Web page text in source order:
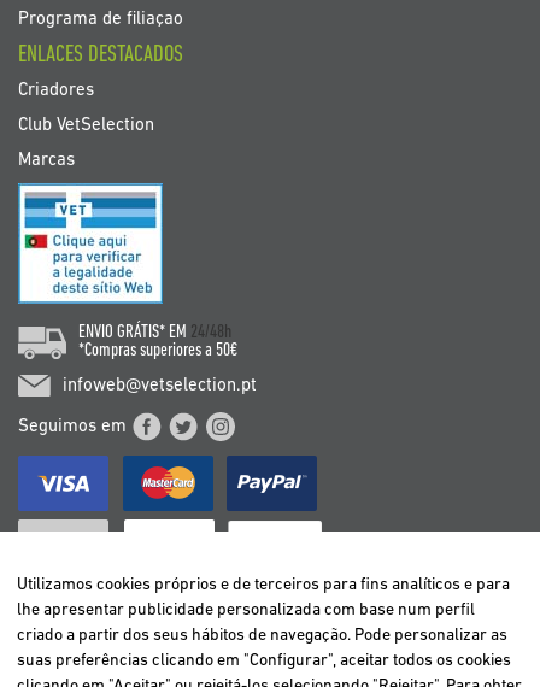
Programa de filiaçao
ENLACES DESTACADOS
Criadores
Club VetSelection
Marcas
ENVIO GRÁTIS* EM 24/48h
*Compras superiores a 50€
infoweb@vetselection.pt
Seguimos em
BELGIË / BELGIQUE
DEUTSCHLAND
Utilizamos cookies próprios e de terceiros para fins analíticos e para
lhe apresentar publicidade personalizada com base num perfil
criado a partir dos seus hábitos de navegação. Pode personalizar as
suas preferências clicando em "Configurar", aceitar todos os cookies